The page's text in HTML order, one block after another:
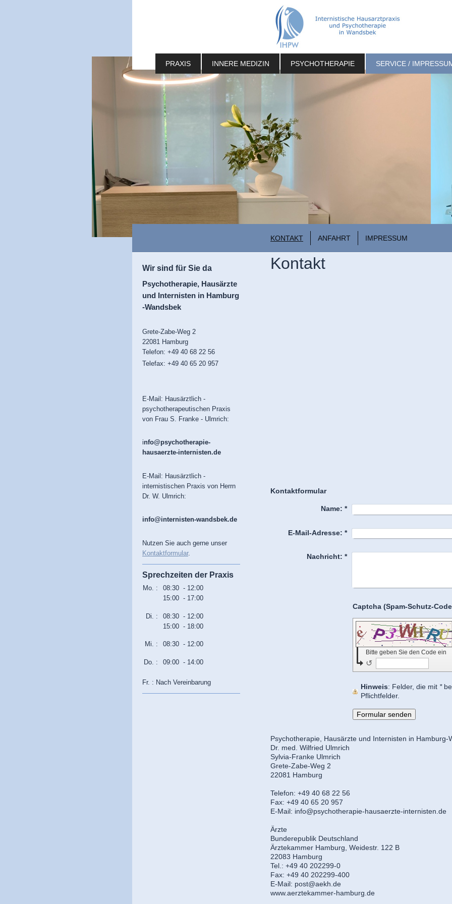
PRAXIS INNERE MEDIZIN PSYCHOTHERAPIE SERVICE /
KONTAKT ANFAHRT IMPRESSUM
Kontakt
Kontaktformular
Name: *
E-Mail-Adresse: *
Nachricht: *
Bitte geben Sie den Code ein
↺
Hinweis : Felder, die mit *
Pflichtfelder.
Psychotherapie, Hausärzte und Internisten in Hamburg-
Dr. med. Wilfried Ulmrich
Sylvia-Franke Ulmrich
Grete-Zabe-Weg 2
22081 Hamburg
Telefon: +49 40 68 22 56
Fax: +49 40 65 20 957
E-Mail: info@psychotherapie-hausaerzte-internisten.de
Ärzte
Bunderepublik Deutschland
Ärztekammer Hamburg, Weidestr. 122 B
22083 Hamburg
Tel.: +49 40 202299-0
Fax: +49 40 202299-400
E-Mail: post@aekh.de
www.aerztekammer-hamburg.de
Wir sind für Sie da
Psychotherapie, Hausärzte
und Internisten in Hamburg
-Wandsbek
Grete-Zabe-Weg 2
22081 Hamburg
Telefon: +49 40 68 22 56
Telefax: +49 40 65 20 957
E-Mail: Hausärztlich -
psychotherapeutischen Praxis
von Frau S. Franke - Ulmrich:
info@psychotherapie-
hausaerzte-internisten.de
E-Mail: Hausärztlich -
internistischen Praxis von Herrn
Dr. W. Ulmrich:
info@internisten-wandsbek.de
Nutzen Sie auch gerne unser
Kontaktformular.
Sprechzeiten der Praxis
Mo. :
08:30 - 12:00
15:00 - 17:00
Di. :
08:30 - 12:00
15:00 - 18:00
Mi. : 08:30 - 12:00
Do. : 09:00 - 14:00
Fr. : Nach Vereinbarung